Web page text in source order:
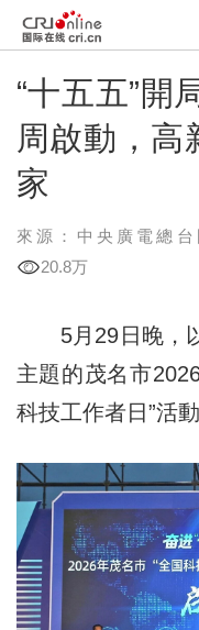
“十五五”開
周啟動，高
家
來源：中央廣電總台
20.8万
5月29日晚，以“
主題的茂名市
科技工作者日”活